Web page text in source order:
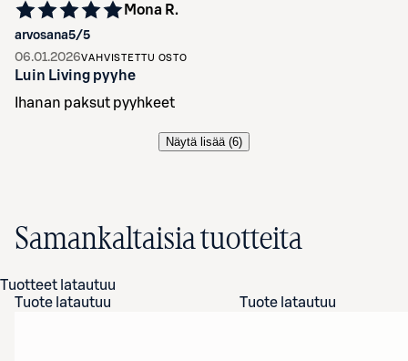
arvosana5/5
Mona R.
06.01.2026VAHVISTETTU OSTO
Luin Living pyyhe
Ihanan paksut pyyhkeet
Näytä lisää (6)
Samankaltaisia tuotteita
Tuotteet latautuu
Tuote latautuu
Tuote latautuu